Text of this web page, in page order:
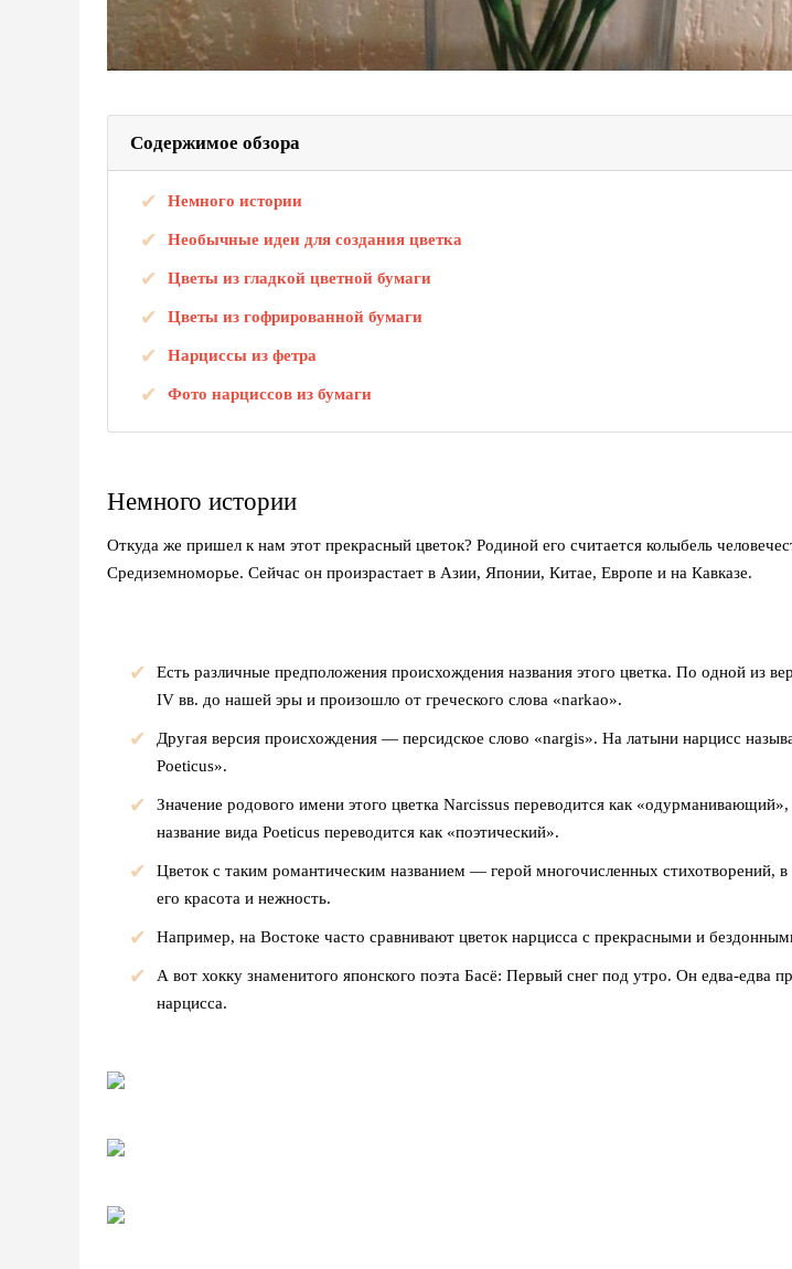
Содержимое обзора
Немного истории
Необычные идеи для создания цветка
Цветы из гладкой цветной бумаги
Цветы из гофрированной бумаги
Нарциссы из фетра
Фото нарциссов из бумаги
Немного истории
Откуда же пришел к нам этот прекрасный цветок? Родиной его считается колыбель
Средиземноморье. Сейчас он произрастает в Азии, Японии, Китае, Европе и на Кавказе.
Есть различные предположения происхождения названия этого цветка. По одной из
IV вв. до нашей эры и произошло от греческого слова «narkao».
Другая версия происхождения — персидское слово «nargis». На латыни нарцисс
Poeticus».
Значение родового имени этого цветка Narcissus переводится как
название вида Poeticus переводится как «поэтический».
Цветок с таким романтическим названием — герой многочисленных стихотворений, в
его красота и нежность.
Например, на Востоке часто сравнивают цветок нарцисса с прекрасными и
А вот хокку знаменитого японского поэта Басё: Первый снег под утро. Он едва-едва
нарцисса.